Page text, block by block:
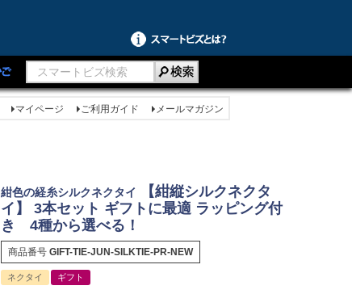
マイページ ご利用ガイド メールマガジン
紺色の経糸シルクネクタイ
【紺縦シルクネクタ
イ】 3本セット ギフトに最適 ラッピング付
き 4種から選べる！
商品番号 GIFT-TIE-JUN-SILKTIE-PR-NEW
ネクタイ ギフト